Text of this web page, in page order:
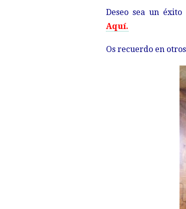
Deseo sea un
Aquí.
Os recuerdo en